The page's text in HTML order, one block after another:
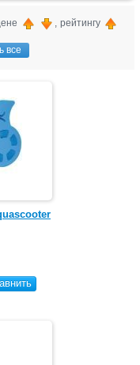
, рейтингу
все